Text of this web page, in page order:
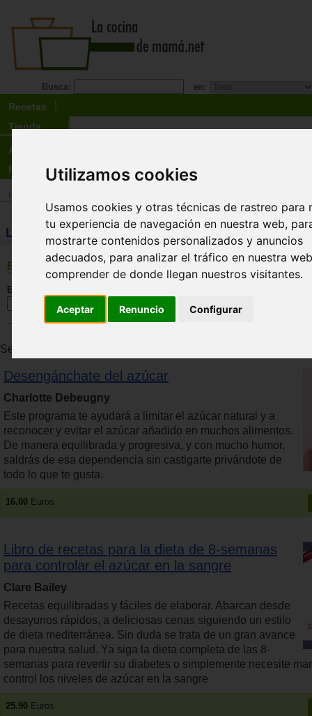
Utilizamos cookies
Usamos cookies y otras técnicas de rastreo para
tu experiencia de navegación en nuestra web,
mostrarte contenidos personalizados y anuncios
adecuados, para analizar el tráfico en nuestra
comprender de donde llegan nuestros visitantes.
Aceptar Renuncio Configurar
Busca: en:
Recetas
Tienda
Actualidad
Registro
LIBROS: Recetas de régimen / dieta
BÚSQUEDA
En esta sección:
Se han encontrado 21 productos. Se muestran resultados del
Desengánchate del azúcar
Charlotte Debeugny
Este programa te ayudará a limitar el azúcar natural y a
reconocer y evitar el azúcar añadido en muchos alimentos.
De manera equilibrada y progresiva, y con mucho humor,
saldrás de esa dependencia sin castigarte privándote de
todo lo que te gusta.
16.00 Euros
Libro de recetas para la dieta de 8-semanas
para controlar el azúcar en la sangre
Clare Bailey
Recetas equilibradas y fáciles de elaborar. Abarcan desde
desayunos rápidos, a deliciosas cenas siguiendo un estilo
de dieta mediterránea. Sin duda se trata de un gran avance
para nuestra salud. Ya siga la dieta completa de las 8-
semanas para revertir su diabetes o simplemente necesite
control los niveles de azúcar en la sangre
25.90 Euros